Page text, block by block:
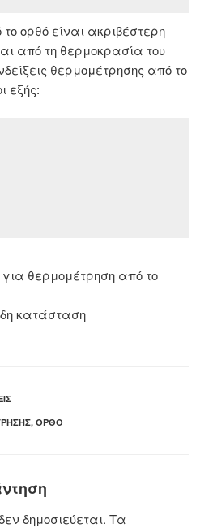
ορθό είναι ακριβέστερη
από τη θερμοκρασία του
θερμομέτρησης από το
εξής:
θερμομέτρηση από το
κατάσταση
, ΟΡΘΌ
δημοσιεύεται. Τα